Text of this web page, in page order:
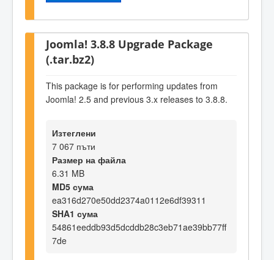
Joomla! 3.8.8 Upgrade Package
(.tar.bz2)
This package is for performing updates from
Joomla! 2.5 and previous 3.x releases to 3.8.8.
Изтеглени
7 067 пъти
Размер на файла
6.31 MB
MD5 сума
ea316d270e50dd2374a0112e6df39311
SHA1 сума
54861eeddb93d5dcddb28c3eb71ae39bb77ff
7de